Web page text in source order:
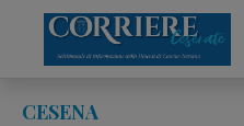
content
CESENA